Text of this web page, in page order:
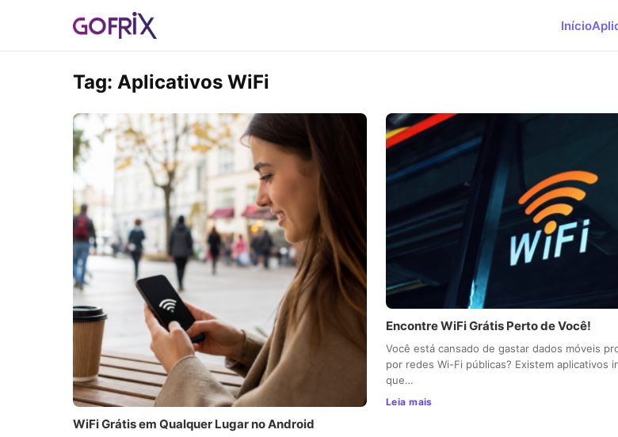
Início
Tag: Aplicativos WiFi
WiFi Grátis em Qualquer Lugar no Android
Encontre WiFi Grátis Perto de Você!
Você está cansado de gastar dados móveis
por redes Wi-Fi públicas? Existem aplicativos
que…
Leia mais